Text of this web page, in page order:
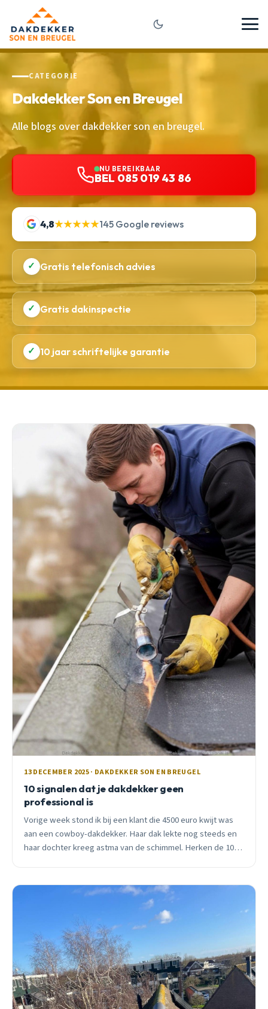
CATEGORIE
Dakdekker Son en Breugel
Alle blogs over dakdekker son en breugel.
NU BEREIKBAAR
BEL 085 019 43 86
4,8★★★★★145 Google reviews
✓ Gratis telefonisch advies
✓ Gratis dakinspectie
✓ 10 jaar schriftelijke garantie
13 DECEMBER 2025 · DAKDEKKER SON EN BREUGEL
10 signalen dat je dakdekker geen
professional is
Vorige week stond ik bij een klant die 4500 euro kwijt was
aan een cowboy-dakdekker. Haar dak lekte nog steeds en
haar dochter kreeg astma van de schimmel. Herken de 10